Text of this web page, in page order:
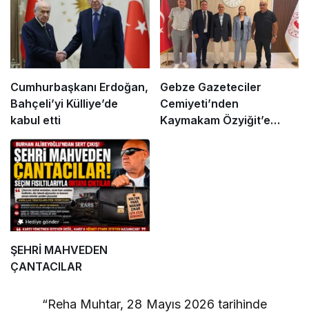
Cumhurbaşkanı Erdoğan,
Bahçeli’yi Külliye’de
kabul etti
Gebze Gazeteciler
Cemiyeti’nden
Kaymakam Özyiğit’e
ŞEHRİ MAHVEDEN
ÇANTACILAR
“Reha Muhtar, 28 Mayıs 2026 tarihinde